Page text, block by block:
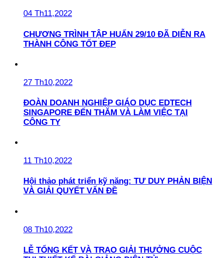
04 Th11,2022
CHƯƠNG TRÌNH TẬP HUẤN 29/10 ĐÃ DIỄN RA
THÀNH CÔNG TỐT ĐẸP
27 Th10,2022
ĐOÀN DOANH NGHIỆP GIÁO DỤC EDTECH
SINGAPORE ĐẾN THĂM VÀ LÀM VIỆC TẠI
CÔNG TY
11 Th10,2022
Hội thảo phát triển kỹ năng: TƯ DUY PHẢN BIỆN
VÀ GIẢI QUYẾT VẤN ĐỀ
08 Th10,2022
LỄ TỔNG KẾT VÀ TRAO GIẢI THƯỞNG CUỘC